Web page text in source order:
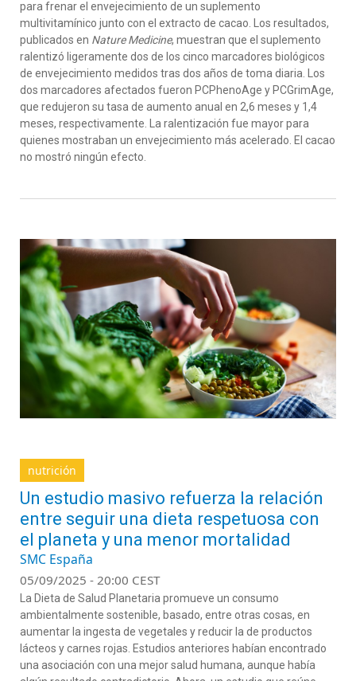
para frenar el envejecimiento de un suplemento
multivitamínico junto con el extracto de cacao. Los resultados,
publicados en NatureMedicine, muestran que el suplemento
ralentizó ligeramente dos de los cinco marcadores biológicos
de envejecimiento medidos tras dos años de toma diaria.
os
dos marcadores afectados fueron PCPhenoAge y PCGrimAge,
que redujeron su tasa de aumento anual en 2,6 meses y 1,4
meses, respectivamente
La ralentización fue mayor para
quienes mostraban un envejecimiento más acelerado. El cacao
no mostró ningún efecto.
nutrición
Un estudio masivo refuerza la relación
entre seguir una dieta respetuosa con
el planeta y una menor mortalidad
SMC España
05/09/2025 - 20:00 CEST
La Dieta de Salud Planetaria promueve un consumo
ambientalmente sostenible, basado, entre otras cosas, en
aumentar la ingesta de vegetales y reducir la de productos
lácteos y carnes rojas. Estudios anteriores habían encontrado
una asociación con una mejor salud humana, aunque había